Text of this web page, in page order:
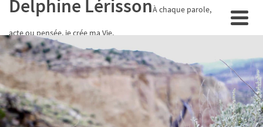
Delphine LérissonÀ chaque parole,
acte ou pensée, je crée ma Vie.